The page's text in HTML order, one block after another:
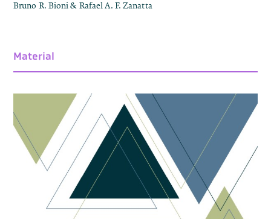
Bruno R. Bioni & Rafael A. F. Zanatta
Material